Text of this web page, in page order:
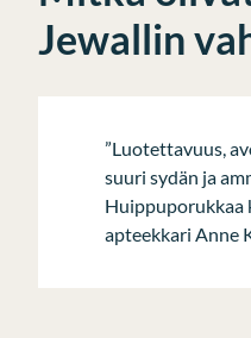
Jewallin
”Luotettavuus,
suuri sydän ja
Huippuporukkaa
apteekkari Anne